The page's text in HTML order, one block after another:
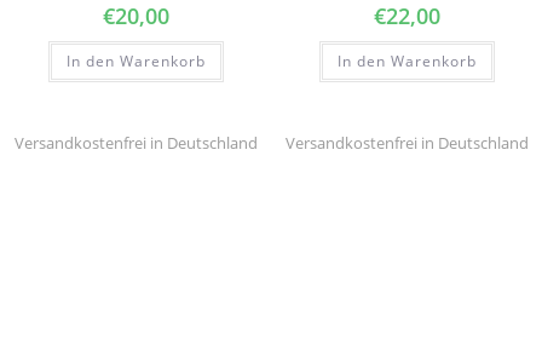
€20,00
In den Warenkorb
€22,00
In den Warenkorb
Versandkostenfrei in Deutschland Versandkostenfrei in Deutschland